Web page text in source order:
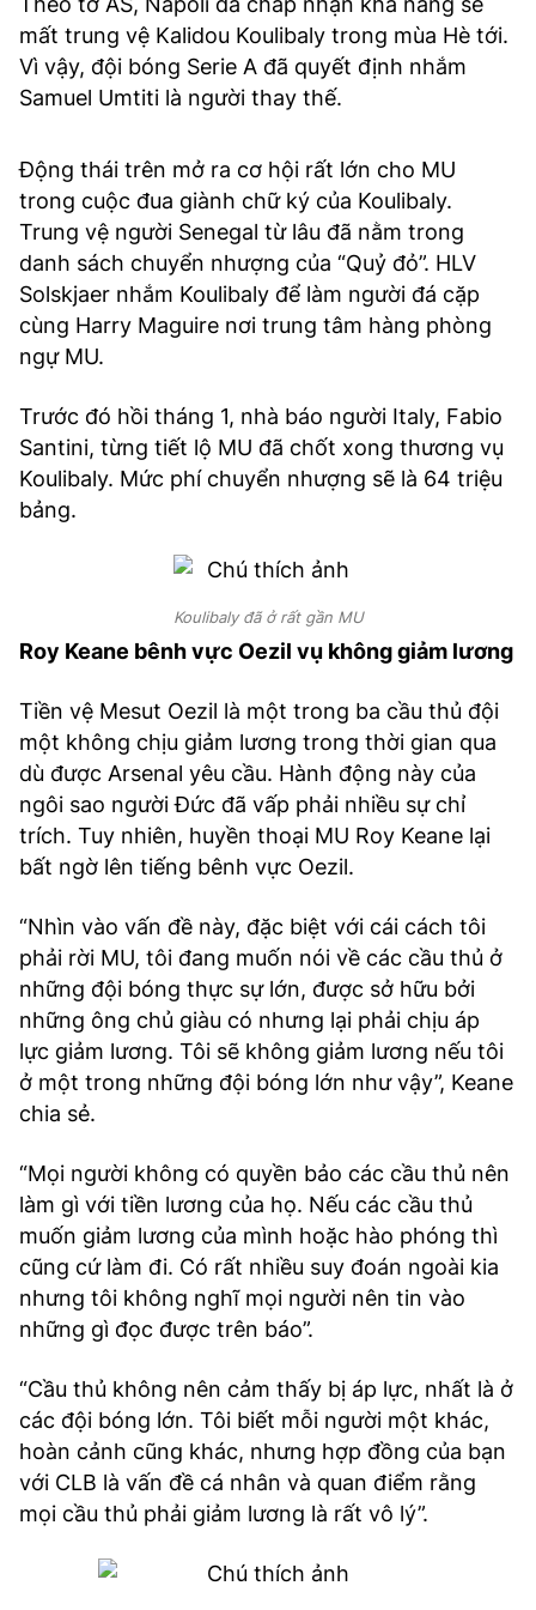
mất trung vệ Kalidou Koulibaly trong mùa Hè tới.
Vì vậy, đội bóng Serie A đã quyết định nhắm
Samuel Umtiti là người thay thế.
Động thái trên mở ra cơ hội rất lớn cho MU
trong cuộc đua giành chữ ký của Koulibaly.
Trung vệ người Senegal từ lâu đã nằm trong
danh sách chuyển nhượng của “Quỷ đỏ”. HLV
Solskjaer nhắm Koulibaly để làm người đá cặp
cùng Harry Maguire nơi trung tâm hàng phòng
ngự MU.
Trước đó hồi tháng 1, nhà báo người Italy, Fabio
Santini, từng tiết lộ MU đã chốt xong thương vụ
Koulibaly. Mức phí chuyển nhượng sẽ là 64 triệu
bảng.
Koulibaly đã ở rất gần MU
Roy Keane bênh vực Oezil vụ không giảm lương
Tiền vệ Mesut Oezil là một trong ba cầu thủ đội
một không chịu giảm lương trong thời gian qua
dù được Arsenal yêu cầu. Hành động này của
ngôi sao người Đức đã vấp phải nhiều sự chỉ
trích. Tuy nhiên, huyền thoại MU Roy Keane lại
bất ngờ lên tiếng bênh vực Oezil.
“Nhìn vào vấn đề này, đặc biệt với cái cách tôi
phải rời MU, tôi đang muốn nói về các cầu thủ ở
những đội bóng thực sự lớn, được sở hữu bởi
những ông chủ giàu có nhưng lại phải chịu áp
lực giảm lương. Tôi sẽ không giảm lương nếu tôi
ở một trong những đội bóng lớn như vậy”, Keane
chia sẻ.
“Mọi người không có quyền bảo các cầu thủ nên
làm gì với tiền lương của họ. Nếu các cầu thủ
muốn giảm lương của mình hoặc hào phóng thì
cũng cứ làm đi. Có rất nhiều suy đoán ngoài kia
nhưng tôi không nghĩ mọi người nên tin vào
những gì đọc được trên báo”.
“Cầu thủ không nên cảm thấy bị áp lực, nhất là ở
các đội bóng lớn. Tôi biết mỗi người một khác,
hoàn cảnh cũng khác, nhưng hợp đồng của bạn
với CLB là vấn đề cá nhân và quan điểm rằng
mọi cầu thủ phải giảm lương là rất vô lý”.